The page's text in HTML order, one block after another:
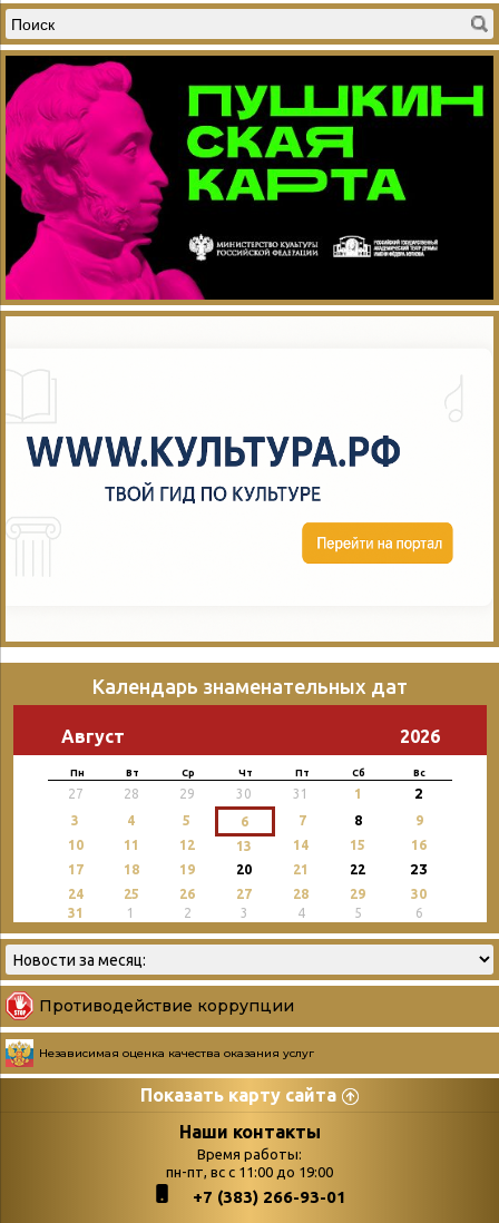
Календарь знаменательных дат
Август 2026
Пн Вт Ср Чт Пт Сб Вс
27 28 29 30 31 1 2
3 4 5 6 7 8
9
10
11 12 13 14 15
16
17
18 19 20 21 22 23
24 25 26 27 28 29
30
31
1 2 3 4 5 6
Противодействие коррупции
Независимая оценка качества оказания услуг
Показать карту сайта
Страницы
podvedenie-itogov-festivalya-
поступлений
Наши контакты
Время работы:
пн-пт, вс с 11:00 до 19:00
+7 (383) 266-93-01